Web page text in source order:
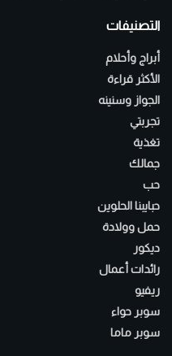
التصنيفات
أبراج وأحلام
الأكثر قراءة
الجواز وسنينه
تجربتي
تغذية
جمالك
حب
حبايبنا الحلوين
حمل وولادة
ديكور
رائدات أعمال
ريفيو
سوبر حواء
سوبر ماما